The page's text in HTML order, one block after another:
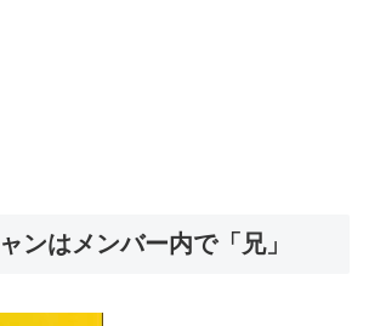
ンはメンバー内で「兄」